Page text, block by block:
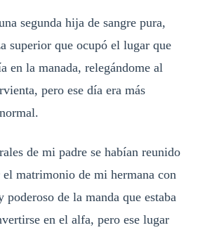
segunda hija de sangre pura,
superior que ocupó el lugar que
en la manada, relegándome al
pero ese día era más
de mi padre se habían reunido
el matrimonio de mi hermana con
de la manda que estaba
en el alfa, pero ese lugar